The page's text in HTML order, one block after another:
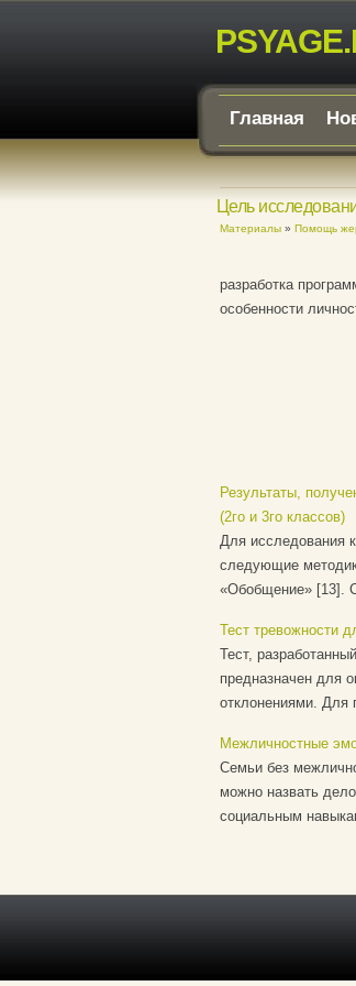
Главная
Цель
Материалы» Помощь
разработка
особенности
Результаты,
(2го и 3го классов)
Для исследования
следующие
«Обобщение» [13].
Тест тревожности
Тест,
предназначен для
отклонениями. Для
Межличностные
Семьи без
можно назвать
социальным